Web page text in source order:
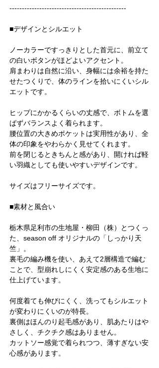
-----------------------------------------------
■デザインとシルエット
ノーカラーですっきりとした首元に、前立て
の白いボタンがほどよいアクセント。
肩まわりは自然に沿い、身幅には余裕を持た
せたつくりで、体のラインを拾いにくいシル
エットです。
ヒップにかかるくらいの丈感で、ボトムを選
ばずバランスよく着られます。
腰位置の大きめポケットは実用性があり、全
体の印象をやわらかく見せてくれます。
前を閉じるときちんと感があり、開ければ軽
い羽織としても使いやすいデザインです。
サイズはフリーサイズです。
■素材と風合い
栃木県足利市の生地屋・柳田（株）とつくっ
た、season off オリジナルの「しっかり天
竺」。
裏毛の編み機を使い、あえて2層構造で編む
ことで、型崩れしにくく安定感のある生地に
仕上げています。
何度着ても伸びにくく、洗ってもシルエット
が変わりにくいのが特長。
裏側はほんのり起毛感があり、肌あたりはや
さしく、チクチク感はありません。
カットソー感覚で着られつつ、薄すぎない安
心感があります。